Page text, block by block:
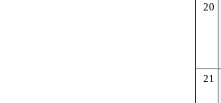
20
21